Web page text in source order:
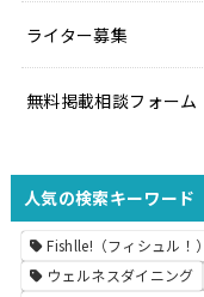
ライター募集
無料掲載相談フォーム
人気の検索キーワード
Fishlle!（フィシュル！）
ウェルネスダイニング